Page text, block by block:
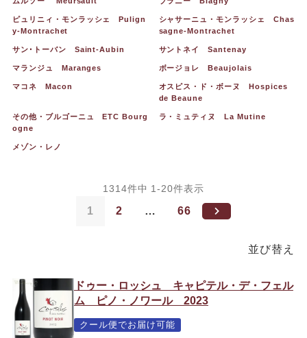
ピュリニィ・モンラッシェ Pulign
y-Montrachet
シャサーニュ・モンラッシェ Chas
sagne-Montrachet
サン･トーバン Saint-Aubin サントネイ Santenay
マランジュ Maranges ボージョレ Beaujolais
マコネ Macon
オスピス・ド・ボーヌ Hospices
de Beaune
その他・ブルゴーニュ ETC Bourg
ogne
ラ・ミュティヌ La Mutine
メゾン・レノ
並び替え
1314件中 1-20件表示
1 2 … 66
ドゥー・ロッシュ キャピテル・デ・フェル
ム ピノ・ノワール 2023
クール便でお届け可能